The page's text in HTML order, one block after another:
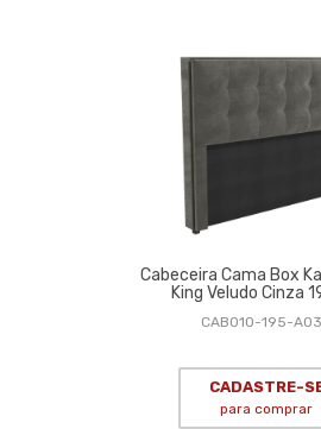
Cabeceira Cama Box
King Veludo Cinza
CAB010-195-
CADASTRE-
para comprar